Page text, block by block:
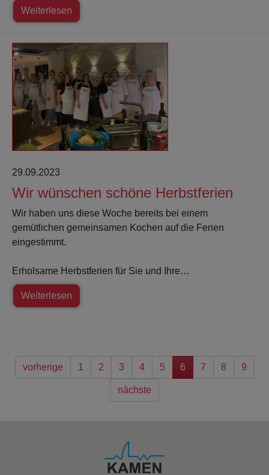
Weiterlesen
29.09.2023
Wir wünschen schöne Herbstferien
Wir haben uns diese Woche bereits bei einem
gemütlichen gemeinsamen Kochen auf die Ferien
eingestimmt.
Erholsame Herbstferien für Sie und Ihre…
Weiterlesen
vorherige 1 2 3 4 5 6 7 8 9
nächste